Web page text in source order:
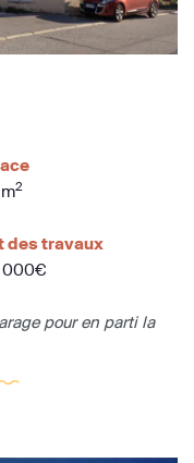
2
des travaux
pour en parti la